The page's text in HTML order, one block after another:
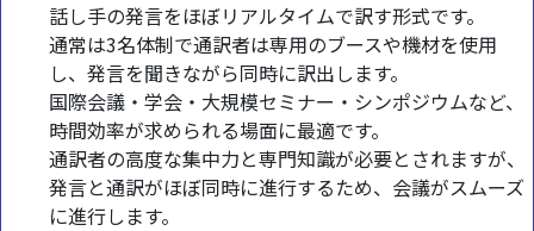
話し手の発言をほぼリアルタイムで訳す形式です。
通常は3名体制で通訳者は専用のブースや機材を使用
し、発言を聞きながら同時に訳出します。
国際会議・学会・大規模セミナー・シンポジウムなど、
時間効率が求められる場面に最適です。
通訳者の高度な集中力と専門知識が必要とされますが、
発言と通訳がほぼ同時に進行するため、会議がスムーズ
に進行します。